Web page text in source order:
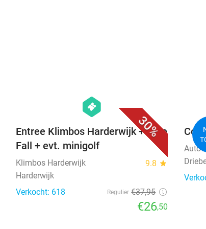
30%
hexagon
events
Entree Klimbos Harderwijk + Free
Fall + evt. minigolf
Klimbos Harderwijk 9.8 star
Harderwijk
Verkocht: 618
Regulier €37,95
€26,50